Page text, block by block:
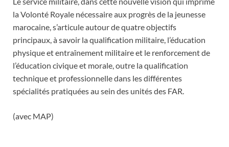
la Volonté Royale nécessaire aux progrès de la jeunesse
marocaine, s’articule autour de quatre objectifs
principaux, à savoir la qualification militaire, l’éducation
physique et entraînement militaire et le renforcement de
l’éducation civique et morale, outre la qualification
technique et professionnelle dans les différentes
spécialités pratiquées au sein des unités des FAR.
(avec MAP)